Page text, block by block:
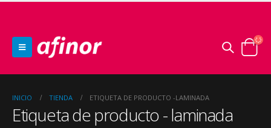
INICIO TIENDA ETIQUETA DE PRODUCTO -LAMINADA
Etiqueta de producto - laminada